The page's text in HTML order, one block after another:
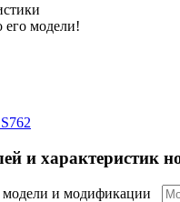
его модели!
и характеристик
модели и модификации